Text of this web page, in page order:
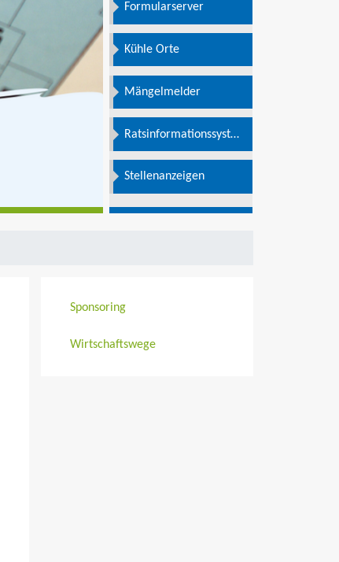
Formularserver
Kühle Orte
Mängelmelder
Ratsinformationssystem
Stellenanzeigen
Sponsoring
Wirtschaftswege